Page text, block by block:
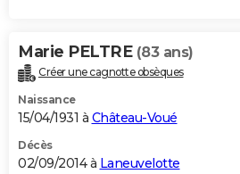
Marie PELTRE (83 ans)
Créer une cagnotte obsèques
Naissance
15/04/1931 à Château-Voué
Décès
02/09/2014 à Laneuvelotte